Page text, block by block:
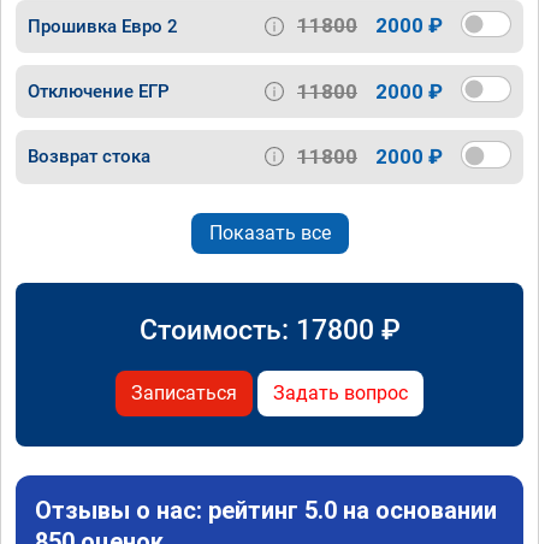
Прошивка Евро 2 11800 2000 ₽
Отключение ЕГР 11800 2000 ₽
Возврат стока 11800 2000 ₽
Показать все
Стоимость: 17800 ₽
Записаться Задать вопрос
Отзывы о нас: рейтинг 5.0 на основании